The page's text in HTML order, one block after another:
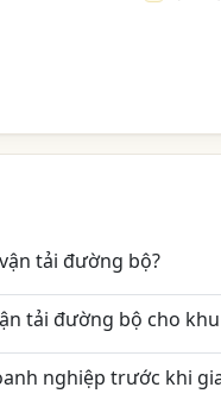
tải đường bộ?
tải đường bộ cho
nghiệp trước khi